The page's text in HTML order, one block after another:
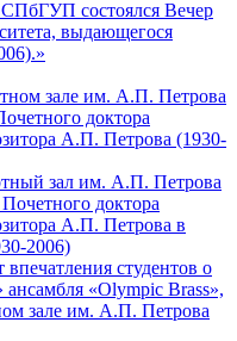
зал им. А.П. Петрова
доктора
А.П. Петрова в
2006)